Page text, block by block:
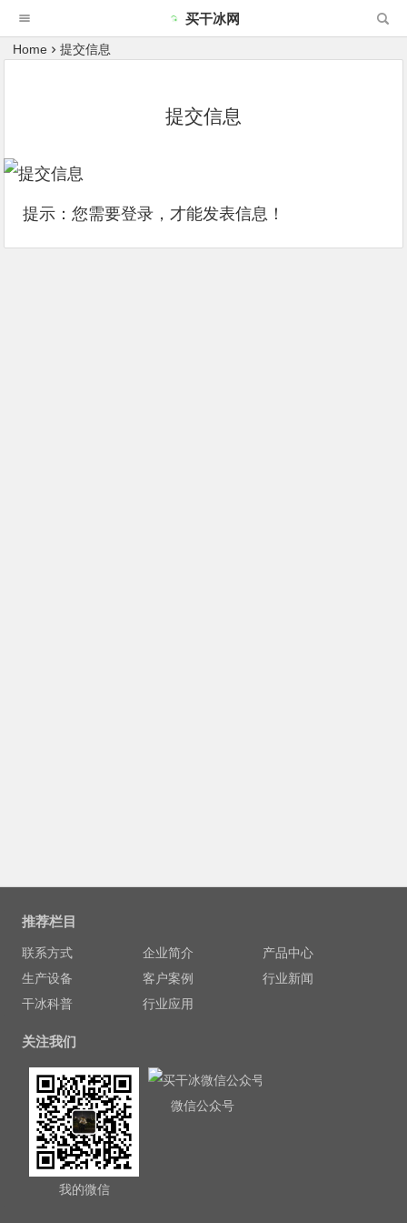
买干冰网
Home 提交信息
提交信息
提示：您需要登录，才能发表信息！
推荐栏目
联系方式 企业简介
产品中心
生产设备
客户案例
行业新闻
干冰科普
行业应用
关注我们
我的微信
微信公众号